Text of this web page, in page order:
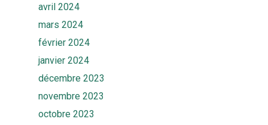
avril 2024
mars 2024
février 2024
janvier 2024
décembre 2023
novembre 2023
octobre 2023